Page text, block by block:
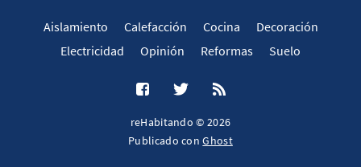
Aislamiento Calefacción Cocina
Decoración
Electricidad
Opinión Reformas Suelo
reHabitando © 2026
Publicado conGhost